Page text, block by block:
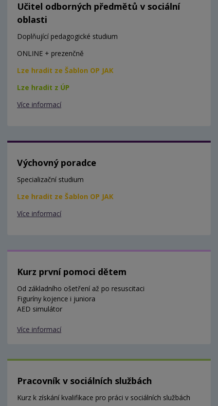
Učitel odborných předmětů v sociální
oblasti
Doplňující pedagogické studium
ONLINE + prezenčně
Lze hradit ze Šablon OP JAK
Lze hradit z ÚP
Více informací
Výchovný poradce
Specializační studium
Lze hradit ze Šablon OP JAK
Více informací
Kurz první pomoci dětem
Od základního ošetření až po resuscitaci
Figuríny kojence i juniora
AED simulátor
Více informací
Pracovník v sociálních službách
Kurz k získání kvalifikace pro práci v sociálních službách